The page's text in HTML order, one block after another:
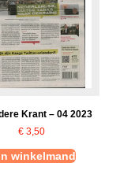
Krant – 04 2023
€ 3,50
winkelmand